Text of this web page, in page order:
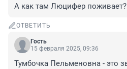
А как там Люцифер поживает?
ОТВЕТИТЬ
Гость
15 февраля 2025, 09:36
Тумбочка Пельменовна - это